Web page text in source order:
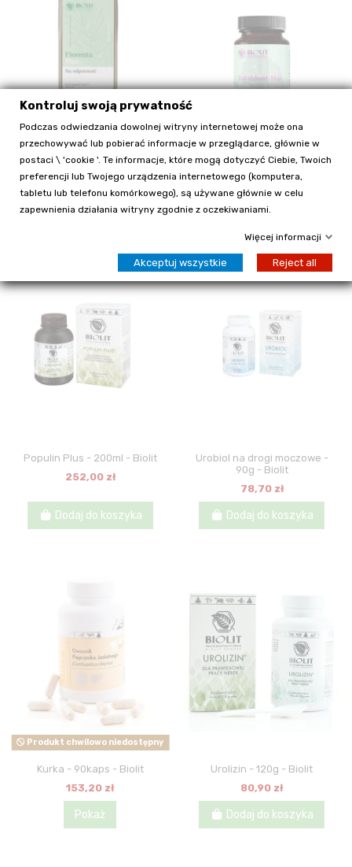
Produkt chwilowo niedostępny
pąków jodły syberyjskiej płyn -
200ml - Biolit
90,30 zł
Pokaż
Toksidont Maj płyn - 75ml -
Biolit
144,90 zł
Dodaj do koszyka
Populin Plus - 200ml - Biolit
252,00 zł
Dodaj do koszyka
Urobiol na drogi moczowe -
90g - Biolit
78,70 zł
Dodaj do koszyka
Produkt chwilowo niedostępny
Kurka - 90kaps - Biolit
153,20 zł
Pokaż
Urolizin - 120g - Biolit
80,90 zł
Dodaj do koszyka
Kontroluj swoją prywatność
Podczas odwiedzania dowolnej witryny internetowej może ona
przechowywać lub pobierać informacje w przeglądarce, głównie w
postaci \ 'cookie '. Te informacje, które mogą dotyczyć Ciebie, Twoich
preferencji lub Twojego urządzenia internetowego (komputera,
tabletu lub telefonu komórkowego), są używane głównie w celu
zapewnienia działania witryny zgodnie z oczekiwaniami.
Więcej informacji
Akceptuj wszystkie Reject all